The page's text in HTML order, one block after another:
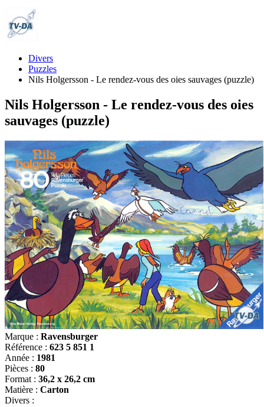
Divers
Puzzles
Nils Holgersson - Le rendez-vous des oies sauvages (puzzle)
Nils Holgersson - Le rendez-vous des oies
sauvages (puzzle)
Marque : Ravensburger
Référence : 623 5 851 1
Année : 1981
Pièces : 80
Format : 36,2 x 26,2 cm
Matière : Carton
Divers :